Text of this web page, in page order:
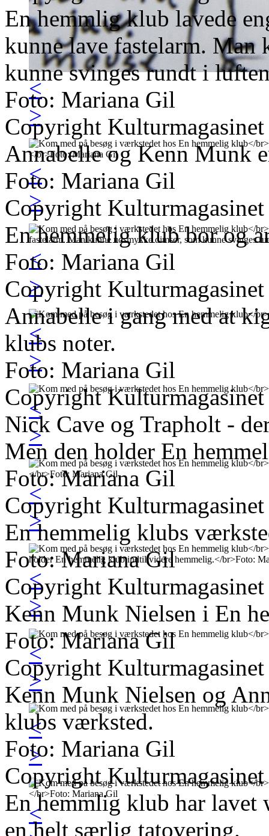
<
>
<
>
<
>
<
>
<
>
<
>
<
>
<
>
<
>
<
En hemmlig klub lavede
kunne lave fastelarm. Man
kunne svinges rundt i
Foto: Mariana Gil
Copyright
Annabelle og Kenn Munk
Foto: Mariana Gil
Copyright
En hemmelig klub bor og
Foto: Mariana Gil
Copyright
Annabelle i gang med at
klubs noter.
Foto: Mariana Gil
Copyright
Nick Cave og Trapholt -
Men den holder En
Foto: Mariana Gil
Copyright
En hemmelig klubs
Foto: Mariana Gil
Copyright
Kenn Munk Nielsen i En
Foto: Mariana Gil
Copyright
Kenn Munk Nielsen og
klubs værksted.
Foto: Mariana Gil
Copyright
En hemmlig klub har lavet
en helt særlig tatovering.